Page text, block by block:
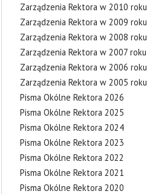
Zarządzenia Rektora w 2010 roku
Zarządzenia Rektora w 2009 roku
Zarządzenia Rektora w 2008 roku
Zarządzenia Rektora w 2007 roku
Zarządzenia Rektora w 2006 roku
Zarządzenia Rektora w 2005 roku
Pisma Okólne Rektora 2026
Pisma Okólne Rektora 2025
Pisma Okólne Rektora 2024
Pisma Okólne Rektora 2023
Pisma Okólne Rektora 2022
Pisma Okólne Rektora 2021
Pisma Okólne Rektora 2020